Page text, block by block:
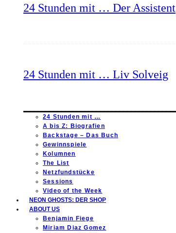
24 Stunden mit … Der Assistent
24 Stunden mit … Liv Solveig
24 Stunden mit …
A bis Z: Biografien
Backstage – Das Buch
Gewinnspiele
Kolumnen
The List
Netzfundstücke
Sessions
Video of the Week
NEON GHOSTS: DER SHOP
ABOUT US
Benjamin Fiege
Miriam Diaz Gomez